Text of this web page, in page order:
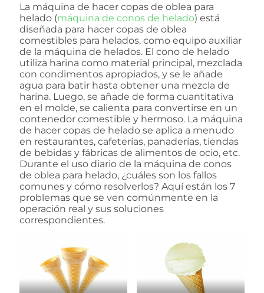
La máquina de hacer copas de oblea para
helado (máquina de conos de helado) está
diseñada para hacer copas de oblea
comestibles para helados, como equipo auxiliar
de la máquina de helados. El cono de helado
utiliza harina como material principal, mezclada
con condimentos apropiados, y se le añade
agua para batir hasta obtener una mezcla de
harina. Luego, se añade de forma cuantitativa
en el molde, se calienta para convertirse en un
contenedor comestible y hermoso. La máquina
de hacer copas de helado se aplica a menudo
en restaurantes, cafeterías, panaderías, tiendas
de bebidas y fábricas de alimentos de ocio, etc.
Durante el uso diario de la máquina de conos
de oblea para helado, ¿cuáles son los fallos
comunes y cómo resolverlos? Aquí están los 7
problemas que se ven comúnmente en la
operación real y sus soluciones
correspondientes.